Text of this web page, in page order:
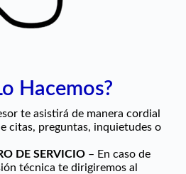
Hacemos?
te asistirá de manera cordial
citas, preguntas, inquietudes o
DE SERVICIO – En caso de
técnica te dirigiremos al